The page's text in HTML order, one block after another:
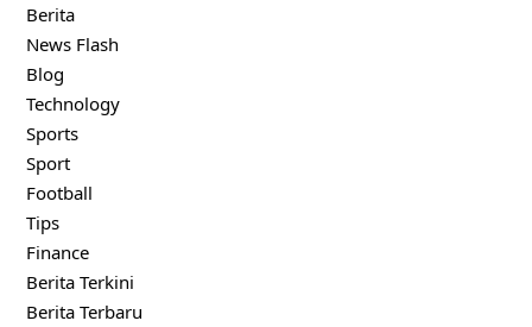
Berita
News Flash
Blog
Technology
Sports
Sport
Football
Tips
Finance
Berita Terkini
Berita Terbaru